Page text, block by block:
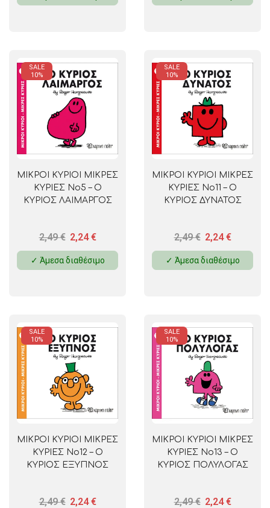
SALE
10%
ΜΙΚΡΟΙ ΚΥΡΙΟΙ ΜΙΚΡΕΣ
ΚΥΡΙΕΣ No5 – Ο
ΚΥΡΙΟΣ ΛΑΙΜΑΡΓΟΣ
2,49€ 2,24€
✓ Άμεσα διαθέσιμο
SALE
10%
ΜΙΚΡΟΙ ΚΥΡΙΟΙ ΜΙΚΡΕΣ
ΚΥΡΙΕΣ No11 – Ο
ΚΥΡΙΟΣ ΔΥΝΑΤΟΣ
2,49€ 2,24€
✓ Άμεσα διαθέσιμο
SALE
10%
ΜΙΚΡΟΙ ΚΥΡΙΟΙ ΜΙΚΡΕΣ
ΚΥΡΙΕΣ No12 – Ο
ΚΥΡΙΟΣ ΕΞΥΠΝΟΣ
2,49€ 2,24€
SALE
10%
ΜΙΚΡΟΙ ΚΥΡΙΟΙ ΜΙΚΡΕΣ
ΚΥΡΙΕΣ No13 – Ο
ΚΥΡΙΟΣ ΠΟΛΥΛΟΓΑΣ
2,49€ 2,24€